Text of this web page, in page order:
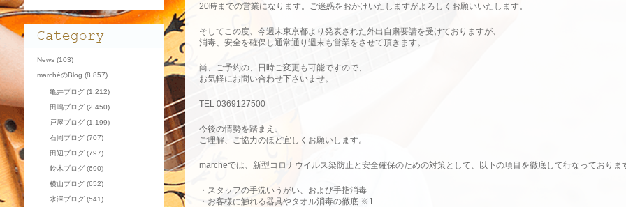
20時までの営業になります。ご迷惑をおかけいたしますがよろしくお願いいたします。
そしてこの度、今週末東京都より発表された外出自粛要請を受けておりますが、
消毒、安全を確保し通常通り週末も営業をさせて頂きます。
尚、ご予約の、日時ご変更も可能ですので、
お気軽にお問い合わせ下さいませ。
TEL 0369127500
今後の情勢を踏まえ、
ご理解、ご協力のほど宜しくお願いします。
marcheでは、新型コロナウイルス染防止と安全確保のための対策として、以下の項目を徹底して行なっておりま
・スタッフの手洗いうがい、および手指消毒
・お客様に触れる器具やタオル消毒の徹底 ※1
News (103)
marchéのBlog (8,857)
亀井ブログ (1,212)
田嶋ブログ (2,450)
戸屋ブログ (1,199)
石岡ブログ (707)
田辺ブログ (797)
鈴木ブログ (690)
横山ブログ (652)
水澤ブログ (541)